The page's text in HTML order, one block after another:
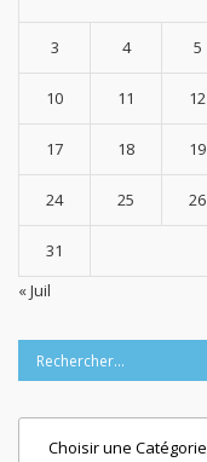
3 4 5
10 11 12
17 18 19
24 25 26
31
« Juil